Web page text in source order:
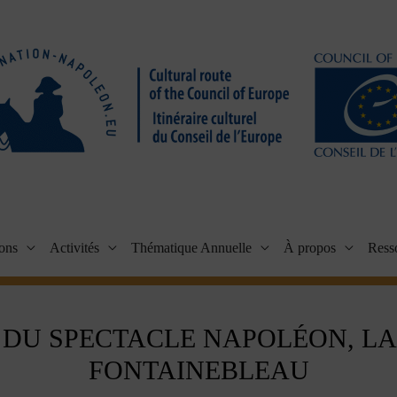
Activités Thématique Annuelle À propos
DU SPECTACLE NAPOLÉON,
FONTAINEBLEAU